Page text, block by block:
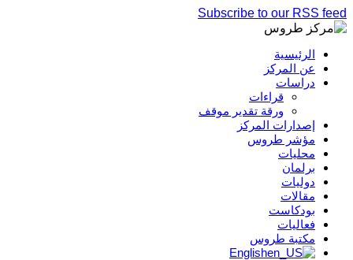
Subscribe to our RSS feed
الرئيسية
عن المركز
دراسات
قراءات
ورقة تقدير موقف
إصدارات المركز
مؤشر طروس
محليات
برلمان
دوليات
مقالات
بودكاست
فعاليات
مكتبة طروس
English